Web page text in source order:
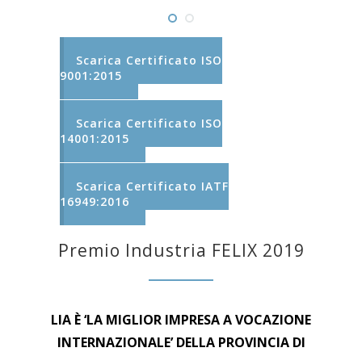
Scarica Certificato ISO
9001:2015
Scarica Certificato ISO
14001:2015
Scarica Certificato IATF
16949:2016
Premio Industria FELIX 2019
LIA È ‘LA MIGLIOR IMPRESA A VOCAZIONE
INTERNAZIONALE’ DELLA PROVINCIA DI